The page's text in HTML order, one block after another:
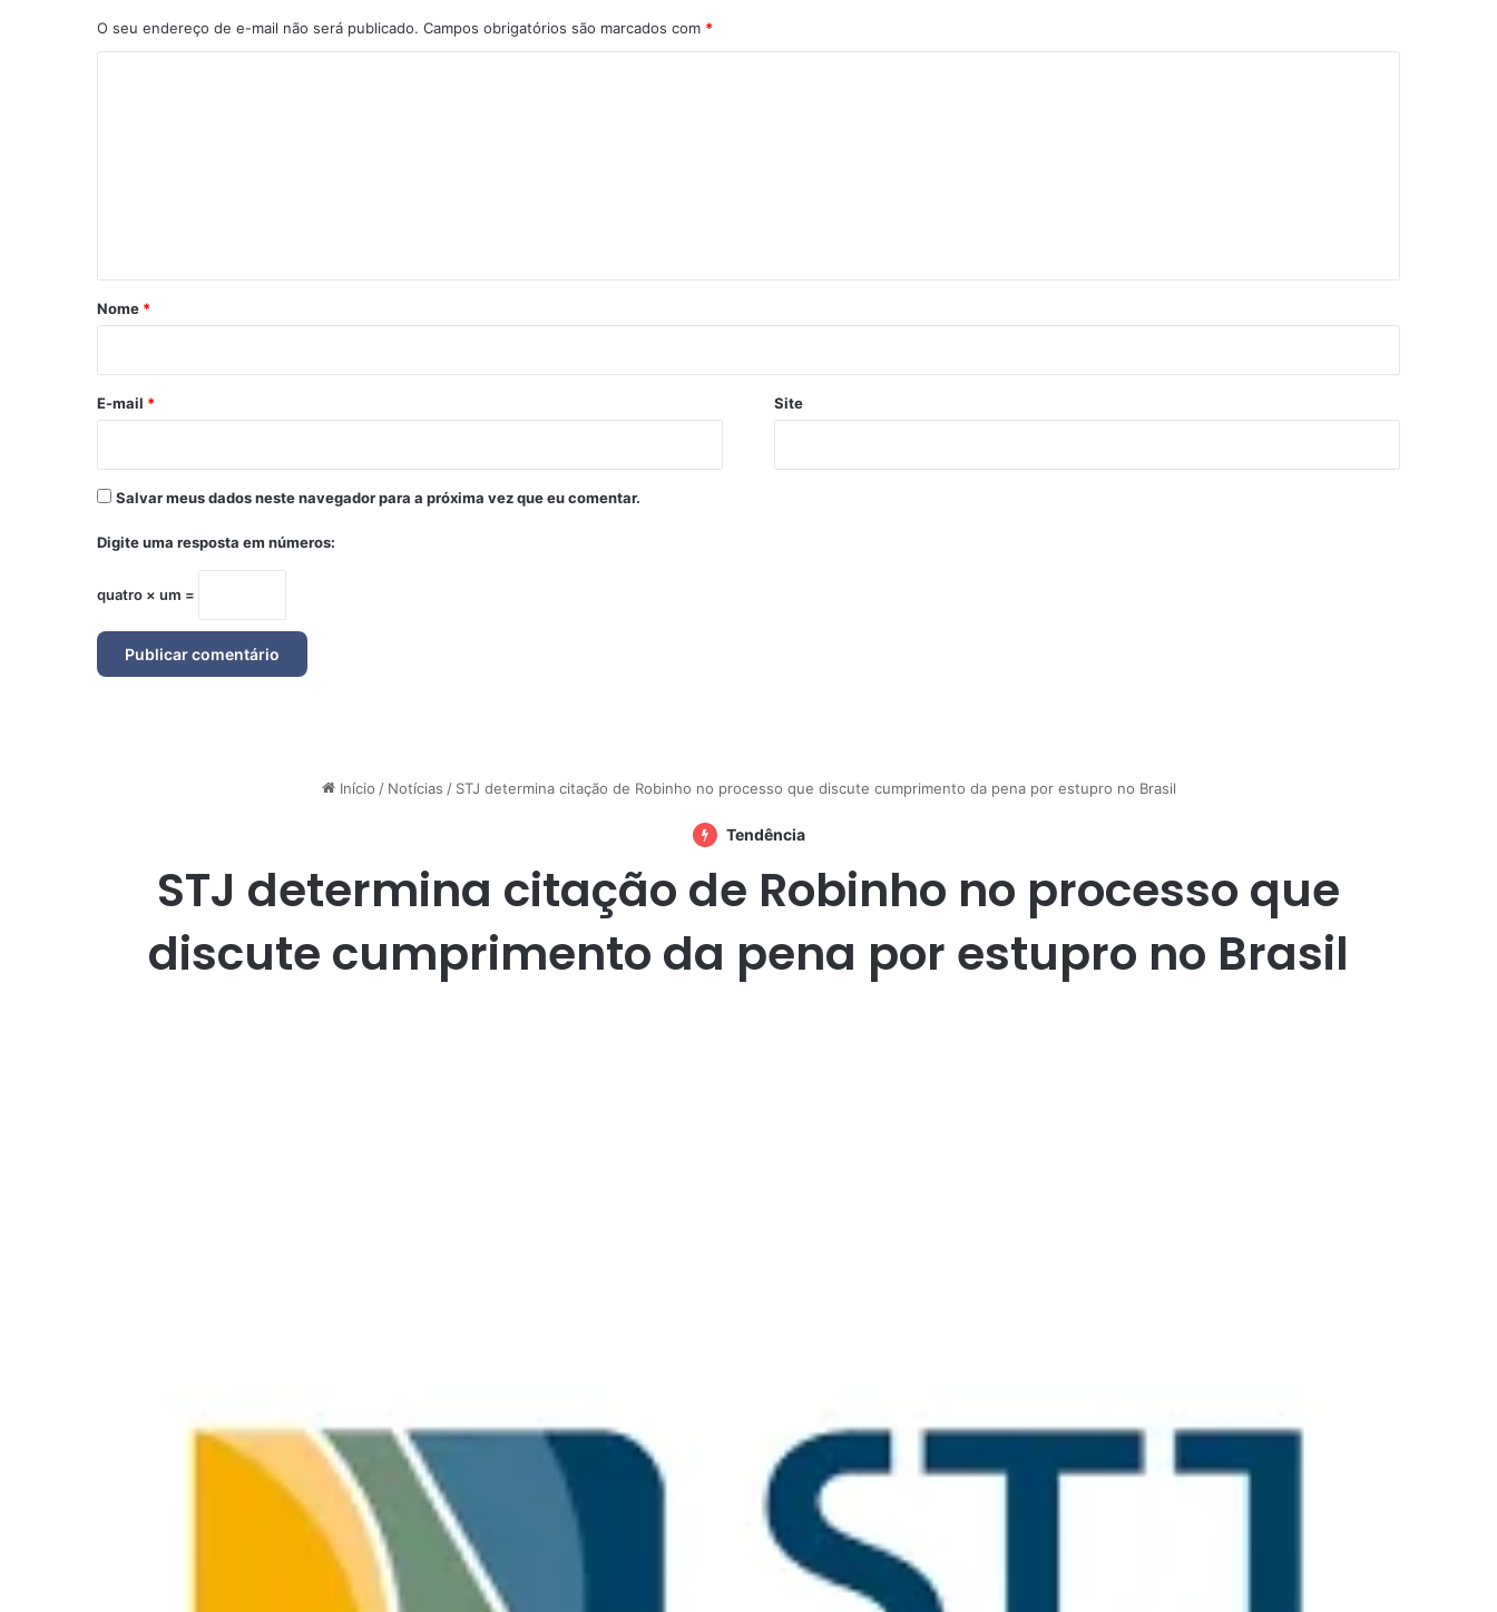
O seu endereço de e-mail não será publicado. Campos obrigatórios são marcados com *
r
*
Nome *
E-mail * Site
Salvar meus dados neste navegador para a próxima vez que eu comentar.
Digite uma resposta em números:
quatro × um =